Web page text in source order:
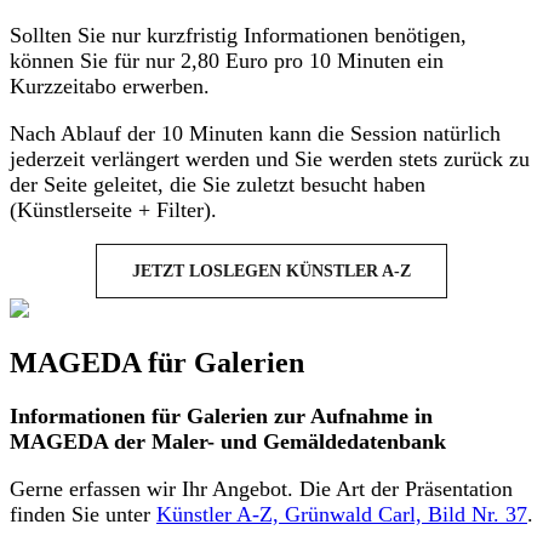
Sollten Sie nur kurzfristig Informationen benötigen,
können Sie für nur 2,80 Euro pro 10 Minuten ein
Kurzzeitabo erwerben.
Nach Ablauf der 10 Minuten kann die Session natürlich
jederzeit verlängert werden und Sie werden stets zurück zu
der Seite geleitet, die Sie zuletzt besucht haben
(Künstlerseite + Filter).
JETZT LOSLEGEN KÜNSTLER A-Z
MAGEDA für Galerien
Informationen für Galerien zur Aufnahme in
MAGEDA der Maler- und Gemäldedatenbank
Gerne erfassen wir Ihr Angebot. Die Art der Präsentation
finden Sie unter Künstler A-Z, Grünwald Carl, Bild Nr. 37.